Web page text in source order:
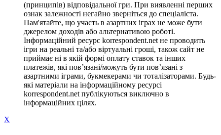
(принципів) відповідальної гри. При виявленні перших
ознак залежності негайно зверніться до спеціаліста.
Пам'ятайте, що участь в азартних іграх не може бути
джерелом доходів або альтернативою роботі.
Інформаційний ресурс korrespondent.net не проводить
ігри на реальні та/або віртуальні гроші, також сайт не
приймає ні в якій формі оплату ставок та інших
платежів, які пов’язані/можуть бути пов’язані з
азартними іграми, букмекерами чи тоталізаторами. Будь-
які матеріали на інформаційному ресурсі
korrespondent.net публікуються виключно в
інформаційних цілях.
X